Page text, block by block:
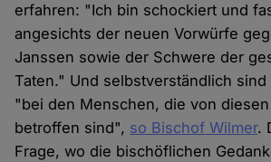
erfahren: "Ich bin schockiert und
angesichts der neuen Vorwürfe
Janssen sowie der Schwere der
Taten." Und selbstverständlich sind
"bei den Menschen, die von
betroffen sind", so Bischof Wilmer.
Frage, wo die bischöflichen